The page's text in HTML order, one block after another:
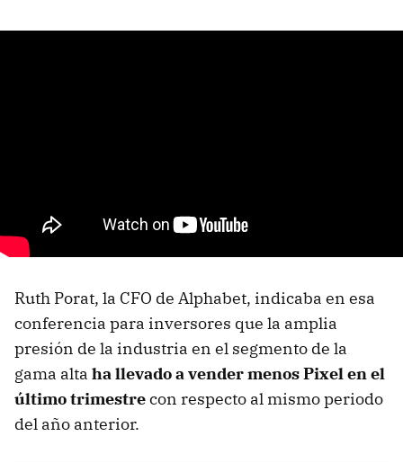
Ruth Porat, la CFO de Alphabet, indicaba en esa
conferencia para inversores que la amplia
presión de la industria en el segmento de la
gama alta ha llevado a vender menos Pixel en el
último trimestrecon respecto al mismo periodo
del año anterior.